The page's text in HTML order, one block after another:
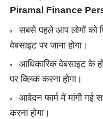
Piramal Finance
सबसे पहले आप लोगों को
वेबसाइट पर जाना होगा।
आधिकारिक वेबसाइट के
पर क्लिक करना होगा।
आवेदन फार्म में मांगी गई
करना होगा।